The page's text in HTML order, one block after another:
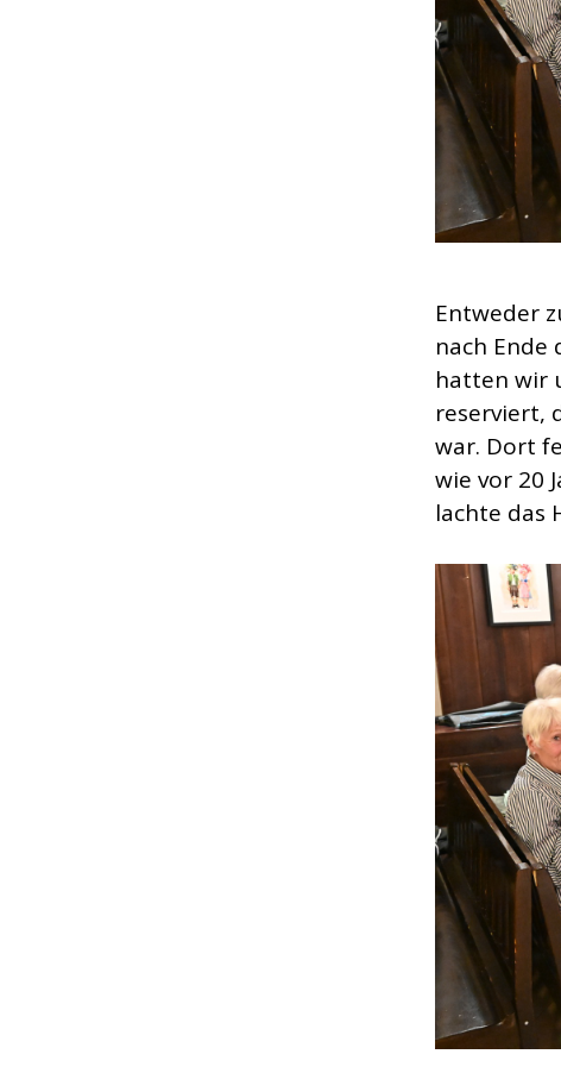
Entweder
nach Ende
hatten wir
reserviert,
war. Dort
wie vor 20
lachte das